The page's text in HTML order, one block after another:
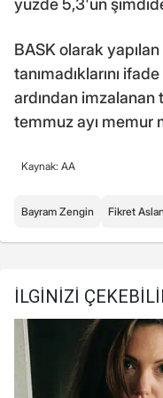
yüzde 5,3'ün
BASK olarak
tanımadıklarını
ardından
temmuz ayı memur
Kaynak: AA
Bayram Zengin Fikret Aslan